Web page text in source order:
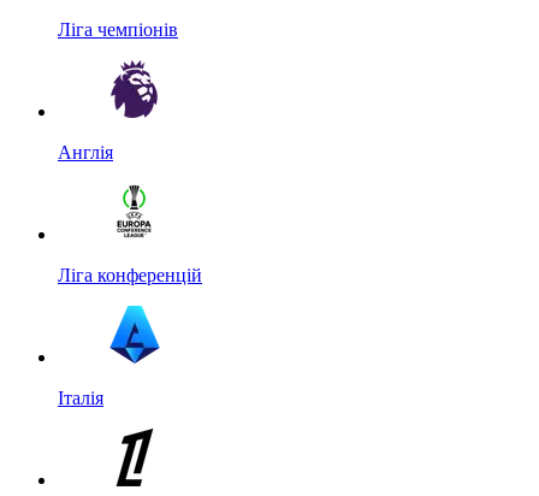
Ліга чемпіонів
Англія
Ліга конференцій
Італія